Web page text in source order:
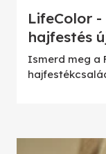
LifeColor
hajfestés
Ismerd meg a